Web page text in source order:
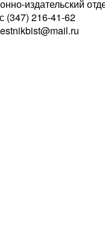
издательский
(347) 216-41-62